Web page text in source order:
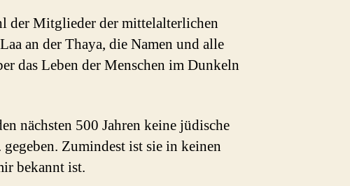
der Mitglieder der mittelalterlichen
an der Thaya, die Namen und alle
das Leben der Menschen im Dunkeln
nächsten 500 Jahren keine jüdische
Zumindest ist sie in keinen
bekannt ist.